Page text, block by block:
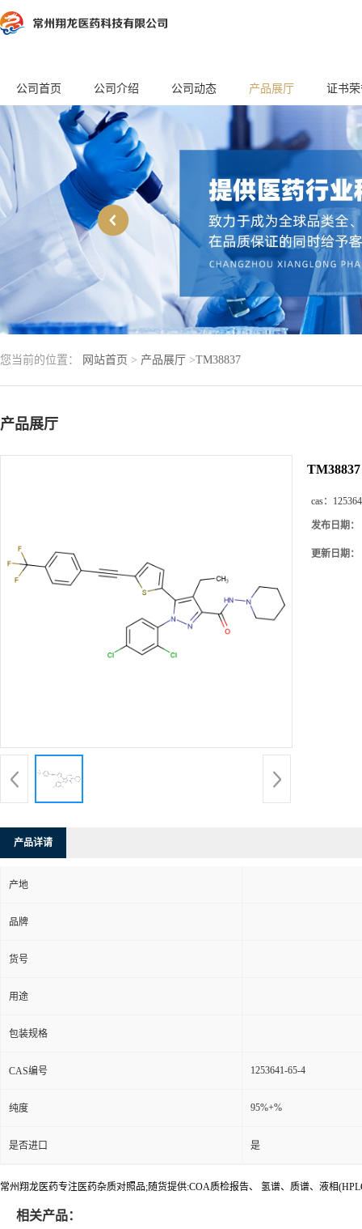
公司首页 公司介绍 公司动态 产品展厅 证书
您当前的位置： 网站首页 > 产品展厅 >TM38837
产品展厅
TM38837
cas：
发布日期：
更新日期：
产品详请
产地
品牌
货号
用途
包装规格
CAS编号 1253641-65-4
纯度 95%+%
是否进口 是
常州翔龙医药专注医药杂质对照品;随货提供:COA质检报告、 氢谱、质谱、液相
相关产品：